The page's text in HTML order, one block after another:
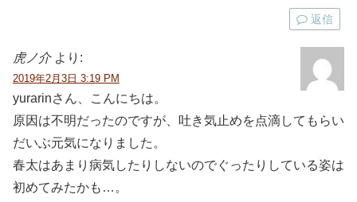
返信
虎ノ介 より:
2019年2月3日 3:19 PM
yurarinさん、こんにちは。
原因は不明だったのですが、吐き気止めを点滴してもらい
だいぶ元気になりました。
春太はあまり病気したりしないのでぐったりしている姿は
初めてみたかも…。